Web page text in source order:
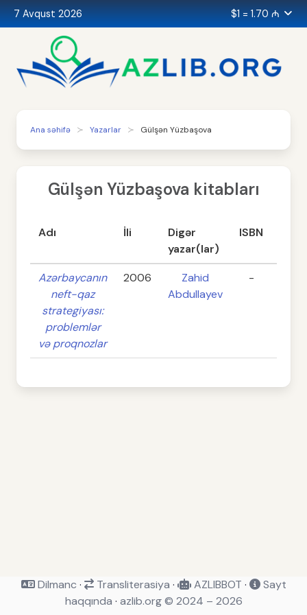
7 Avqust 2026 $1 = 1.70 ₼
Ana səhifə Yazarlar Gülşən Yüzbaşova
Gülşən Yüzbaşova kitabları
Adı İli
Digər
yazar(lar)
ISBN
Azərbaycanın
neft-qaz
strategiyası:
problemlər
və proqnozlar
2006
Zahid
Abdullayev
-
Dilmanc · Transliterasiya · AZLIBBOT ·
Sayt
haqqında · azlib.org © 2024 – 2026